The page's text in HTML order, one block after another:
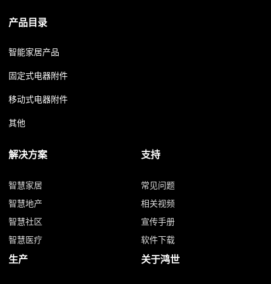
产品目录
智能家居产品
固定式电器附件
移动式电器附件
其他
解决方案
智慧家居
智慧地产
智慧社区
智慧医疗
支持
常见问题
相关视频
宣传手册
软件下载
生产 关于鸿世